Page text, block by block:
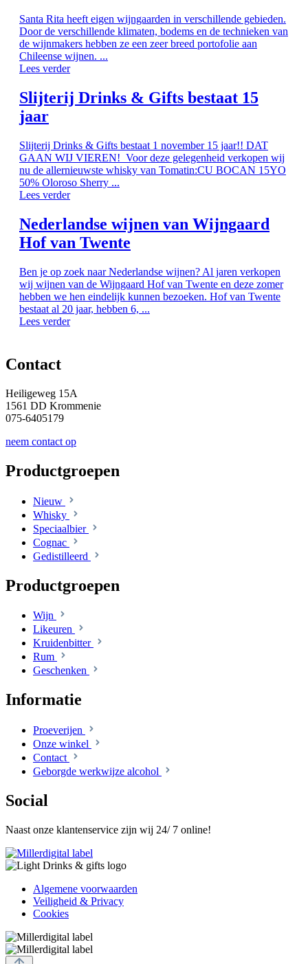
Santa Rita heeft eigen wijngaarden in verschillende gebieden.
Door de verschillende klimaten, bodems en de technieken van
de wijnmakers hebben ze een zeer breed portofolie aan
Chileense wijnen. ...
Lees verder
Slijterij Drinks & Gifts bestaat 15
jaar
Slijterij Drinks & Gifts bestaat 1 november 15 jaar!! DAT
GAAN WIJ VIEREN! Voor deze gelegenheid verkopen wij
nu de allernieuwste whisky van Tomatin:CU BOCAN 15YO
50% Oloroso Sherry ...
Lees verder
Nederlandse wijnen van Wijngaard
Hof van Twente
Ben je op zoek naar Nederlandse wijnen? Al jaren verkopen
wij wijnen van de Wijngaard Hof van Twente en deze zomer
hebben we hen eindelijk kunnen bezoeken. Hof van Twente
bestaat al 20 jaar, hebben 6, ...
Lees verder
Contact
Heiligeweg 15A
1561 DD Krommenie
075-6405179
neem contact op
Productgroepen
Nieuw
Whisky
Speciaalbier
Cognac
Gedistilleerd
Productgroepen
Wijn
Likeuren
Kruidenbitter
Rum
Geschenken
Informatie
Proeverijen
Onze winkel
Contact
Geborgde werkwijze alcohol
Social
Naast onze klantenservice zijn wij 24/ 7 online!
Algemene voorwaarden
Veiligheid & Privacy
Cookies